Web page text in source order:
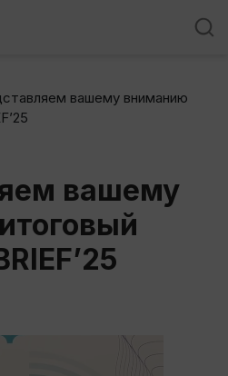
вашему вниманию
вашему